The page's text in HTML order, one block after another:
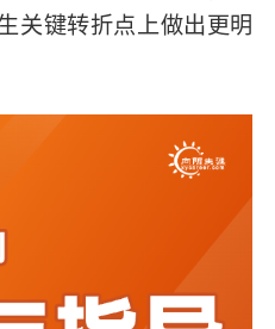
关键转折点上做出更明